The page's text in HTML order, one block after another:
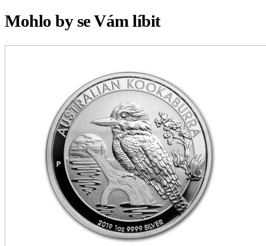
Mohlo by se Vám líbit